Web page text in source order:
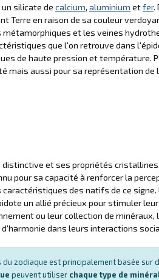
silicate de calcium, aluminium etfer.
en raison de sa couleur
et les veines
que l'on retrouve dans
de haute pression et température.
mais aussi pour sa représentation de
distinctive et ses propriétés
pour sa capacité à renforcer la
des natifs de ce signe.
un allié précieux pour stimuler
ou leur collection de minéraux,
dans leurs interactions
zodiaque est principalement basée sur
peuvent utiliser chaque type de